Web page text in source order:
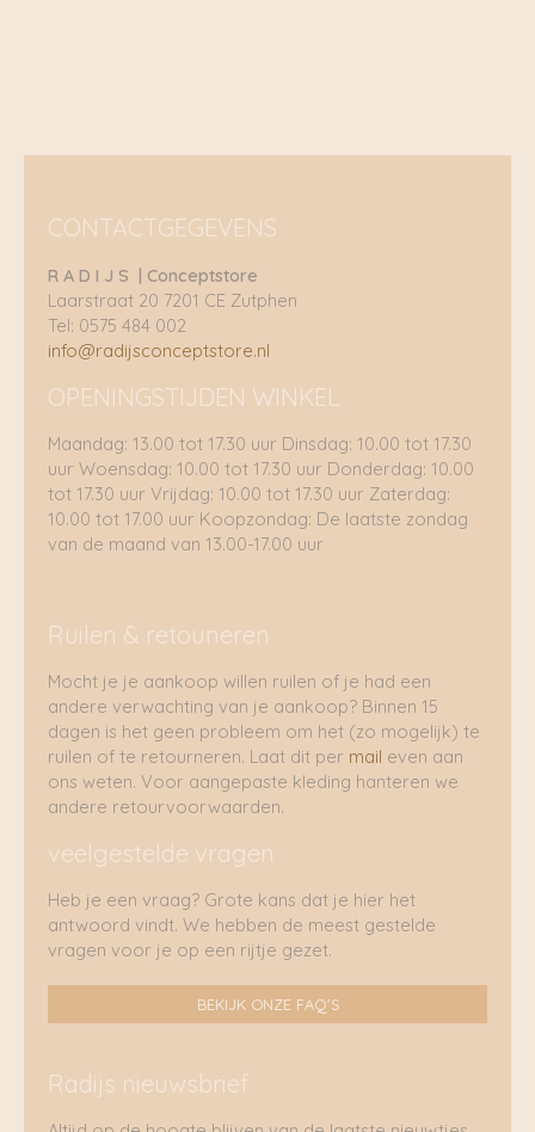
CONTACTGEGEVENS
R A D I J S | Conceptstore
Laarstraat 20 7201 CE Zutphen
Tel: 0575 484 002
info@radijsconceptstore.nl
OPENINGSTIJDEN WINKEL
Maandag: 13.00 tot 17.30 uur Dinsdag: 10.00 tot 17.30
uur Woensdag: 10.00 tot 17.30 uur Donderdag: 10.00
tot 17.30 uur Vrijdag: 10.00 tot 17.30 uur Zaterdag:
10.00 tot 17.00 uur Koopzondag: De laatste zondag
van de maand van 13.00-17.00 uur
Ruilen & retouneren
Mocht je je aankoop willen ruilen of je had een
andere verwachting van je aankoop? Binnen 15
dagen is het geen probleem om het (zo mogelijk) te
ruilen of te retourneren. Laat dit per mail even aan
ons weten. Voor aangepaste kleding hanteren we
andere retourvoorwaarden.
veelgestelde vragen
Heb je een vraag? Grote kans dat je hier het
antwoord vindt. We hebben de meest gestelde
vragen voor je op een rijtje gezet.
BEKIJK ONZE FAQ'S
Radijs nieuwsbrief